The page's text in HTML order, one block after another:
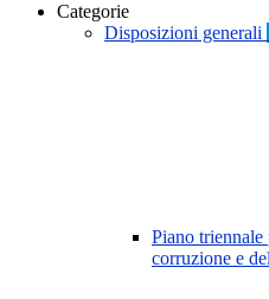
Categorie
Disposizioni generali
Piano triennale
corruzione e